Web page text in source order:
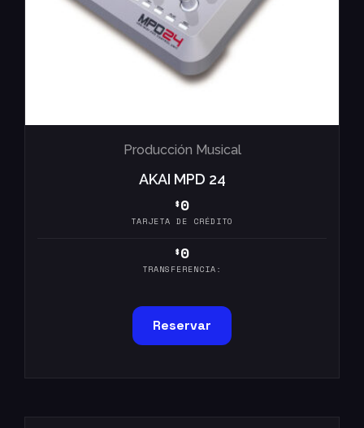
Producción Musical
AKAI MPD 24
$0
TARJETA DE CRÉDITO
$0
TRANSFERENCIA:
Reservar